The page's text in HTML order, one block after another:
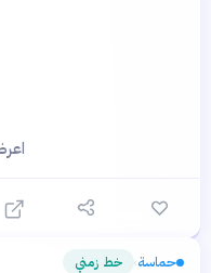
حماسة› خط زمني